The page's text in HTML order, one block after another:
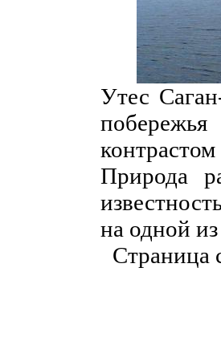
Утес
Природа
на одной из
Страница